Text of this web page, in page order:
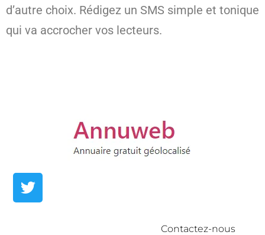
d’autre choix. Rédigez un SMS simple et tonique
qui va accrocher vos lecteurs.
Contactez-nous